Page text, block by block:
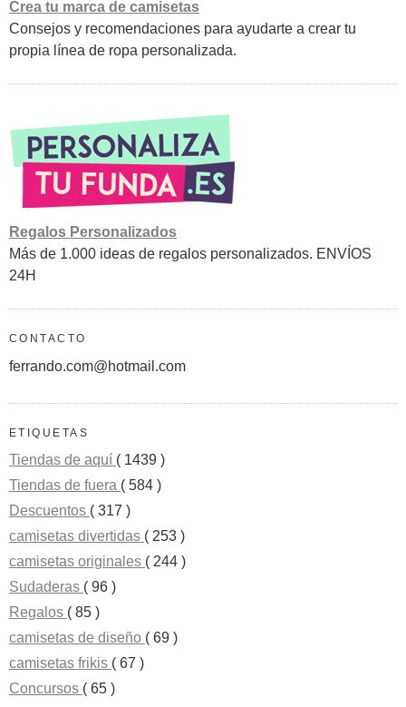
Crea tu marca de camisetas
Consejos y recomendaciones para ayudarte a crear tu
propia línea de ropa personalizada.
Regalos Personalizados
Más de 1.000 ideas de regalos personalizados. ENVÍOS
24H
CONTACTO
ferrando.com@hotmail.com
ETIQUETAS
Tiendas de aquí ( 1439 )
Tiendas de fuera ( 584 )
Descuentos ( 317 )
camisetas divertidas ( 253 )
camisetas originales ( 244 )
Sudaderas ( 96 )
Regalos ( 85 )
camisetas de diseño ( 69 )
camisetas frikis ( 67 )
Concursos ( 65 )